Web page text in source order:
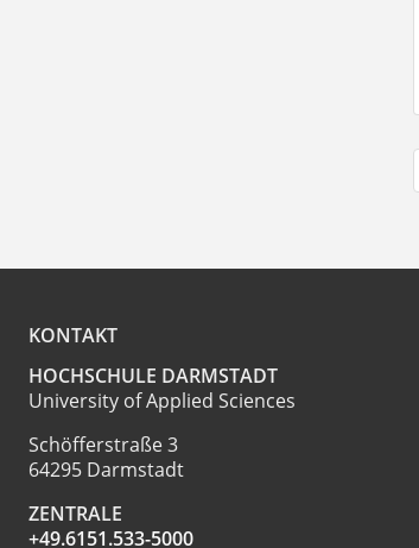
KONTAKT
HOCHSCHULE DARMSTADT
University of Applied Sciences
Schöfferstraße 3
64295 Darmstadt
ZENTRALE
+49.6151.533-5000